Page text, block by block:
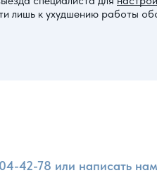
лишь к ухудшению работы
42-78 или написать